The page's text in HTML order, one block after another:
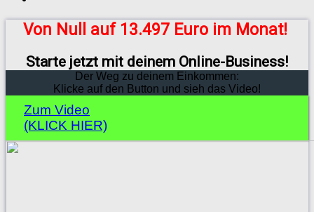
Von Null auf 13.497 Euro im Monat!
Starte jetzt mit deinem Online-Business!
Der Weg zu deinem Einkommen:
Klicke auf den Button und sieh das Video!
Zum Video
(KLICK HIER)